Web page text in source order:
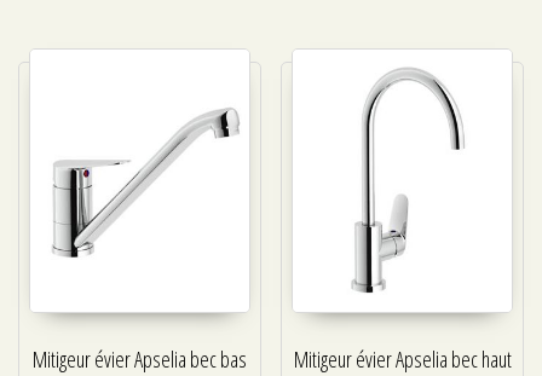
Mitigeur évier Apselia bec bas
Mitigeur évier Apselia bec haut